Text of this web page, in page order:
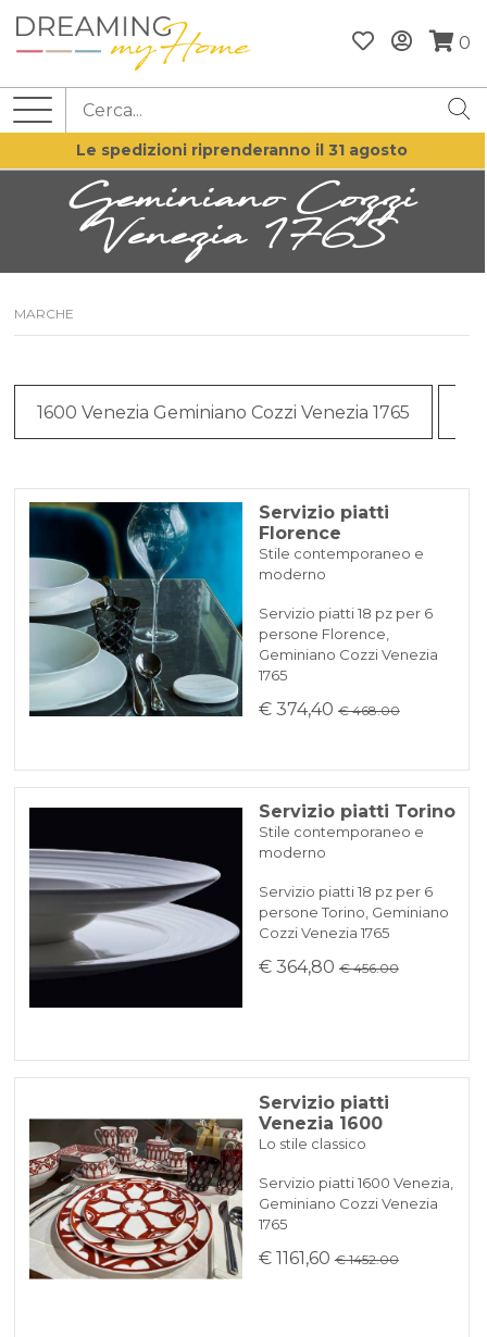
0
Le spedizioni riprenderanno il 31 agosto
Geminiano Cozzi
Venezia 1765
MARCHE
1600 Venezia Geminiano Cozzi Venezia 1765
Servizio piatti
Florence
Stile contemporaneo e
moderno
Servizio piatti 18 pz per 6
persone Florence,
Geminiano Cozzi Venezia
1765
€ 374,40 € 468.00
Servizio piatti Torino
Stile contemporaneo e
moderno
Servizio piatti 18 pz per 6
persone Torino, Geminiano
Cozzi Venezia 1765
€ 364,80 € 456.00
Servizio piatti
Venezia 1600
Lo stile classico
Servizio piatti 1600 Venezia,
Geminiano Cozzi Venezia
1765
€ 1161,60 € 1452.00